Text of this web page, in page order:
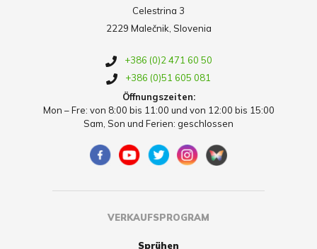
Celestrina 3
2229 Malečnik, Slovenia
+386 (0)2 471 60 50
+386 (0)51 605 081
Öffnungszeiten:
Mon – Fre: von 8:00 bis 11:00 und von 12:00 bis 15:00
Sam, Son und Ferien: geschlossen
VERKAUFSPROGRAM
Sprühen